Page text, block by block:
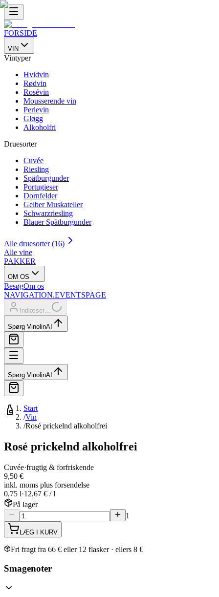
FORSIDE
VIN
Vintyper
Hvidvin
Rødvin
Rosévin
Mousserende vin
Perlevin
Gløgg
Alkoholfri
Druesorter
Cuvée
Riesling
Spätburgunder
Portugieser
Dornfelder
Gelber Muskateller
Schwarzriesling
Blauer Spätburgunder
Alle druesorter (16)
Alle vine
PAKKER
OM OS
BesøgOm os
NAVIGATION.EVENTSPAGE
Indlæser…
Spørg VinolinAI
Spørg VinolinAI
Start
/Vin
/Rosé prickelnd alkoholfrei
Rosé prickelnd alkoholfrei
Cuvée·frugtig & forfriskende
9,50 €
inkl. moms plus forsendelse
0,75 l·12,67 € / l
På lager
1
LÆG I KURV
Fri fragt fra 66 € eller 12 flasker · ellers 8 €
Smagenoter